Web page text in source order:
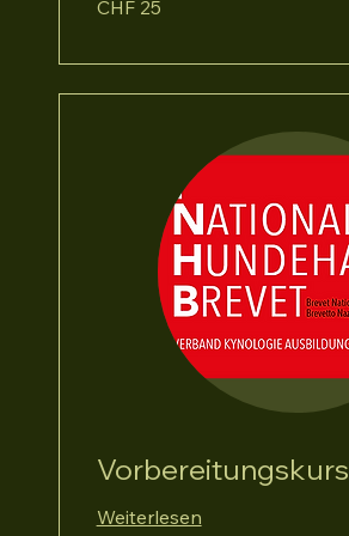
Schweizer
CHF 25
Vorbereitungskurs
Weiterlesen